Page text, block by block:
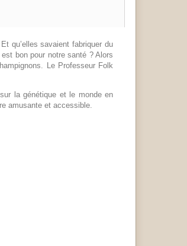
qu’elles savaient fabriquer du
bon pour notre santé ? Alors
Le Professeur Folk
la génétique et le monde en
amusante et accessible.